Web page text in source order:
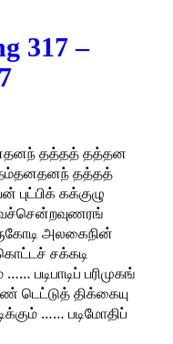
317 –
தனதனந் தத்தத் தத்தன
தத்தத்
கக்குழு
அலகைநின்
சக்கடி
படிபாடிப் பரிமுகங்
டெட்டுத் திக்கையு
…… படிமோதிப்